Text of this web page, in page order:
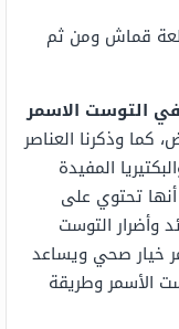
قماش ومن ثم
في التوست الاسمر
كما وذكرنا العناصر
المفيدة
أنها تحتوي على
وأضرار التوست
خيار صحي ويساعد
الأسمر وطريقة